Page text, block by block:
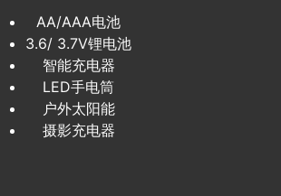
AA/AAA电池
3.6/ 3.7V锂电池
智能充电器
LED手电筒
户外太阳能
摄影充电器